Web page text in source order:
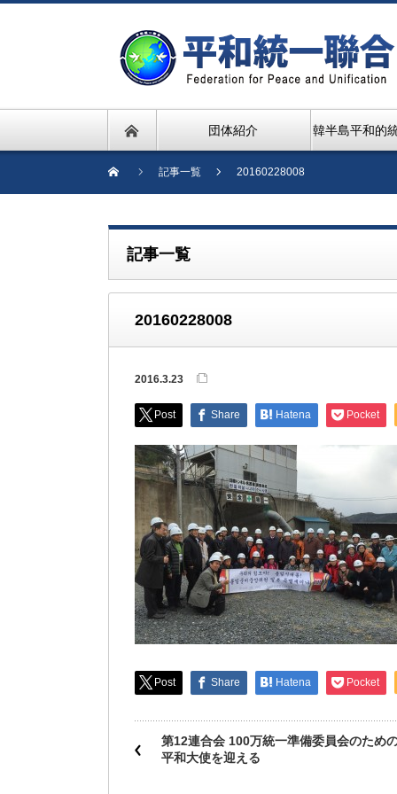
団体紹介 韓半島平和的
記事一覧 20160228008
記事一覧
20160228008
2016.3.23
Post Share Hatena Pocket
Post Share Hatena Pocket
第12連合会 100万統一準備委員会のため
平和大使を迎える